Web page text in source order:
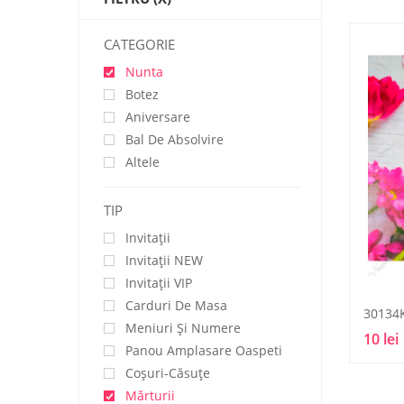
CATEGORIE
Nunta
Botez
Aniversare
Bal De Absolvire
Altele
TIP
Invitații
Invitaţii NEW
Invitaţii VIP
Carduri De Masa
Meniuri Și Numere
Panou Amplasare Oaspeti
Coșuri-Căsuțe
Mărturii
10 lei